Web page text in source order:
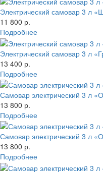
Электрический самовар 3 л
11 800 р.
Подробнее
Электрический самовар 3 л
13 400 р.
Подробнее
Самовар электрический 3 л
13 800 р.
Подробнее
Самовар электрический 3 л
13 800 р.
Подробнее